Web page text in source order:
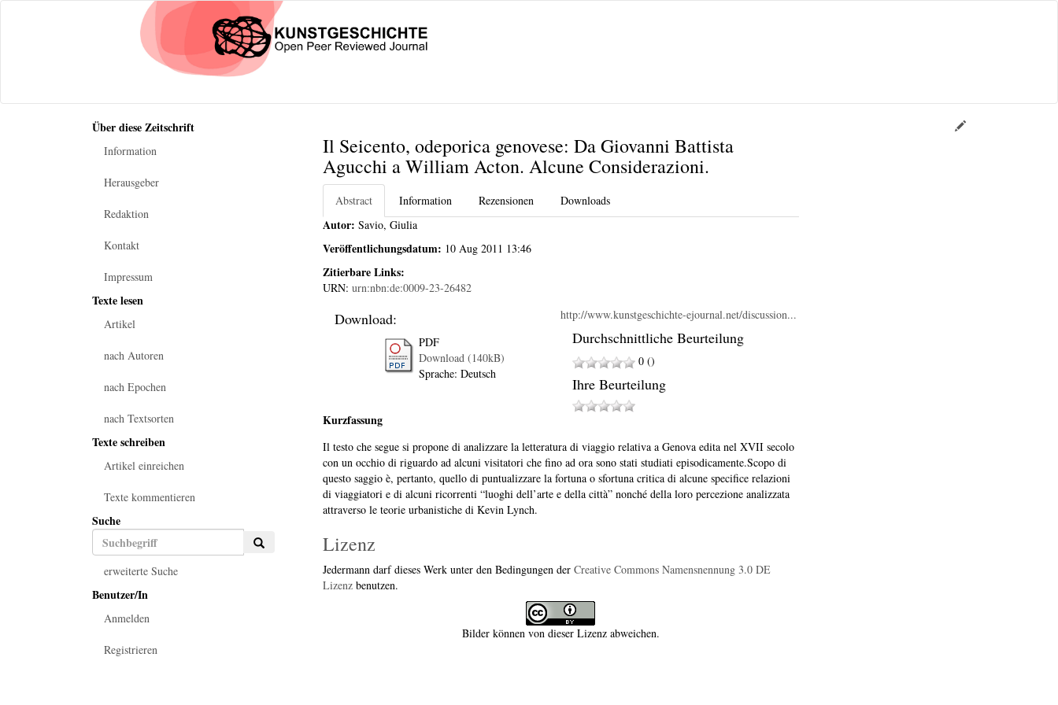
Über diese Zeitschrift
Information
Herausgeber
Redaktion
Kontakt
Impressum
Texte lesen
Artikel
nach Autoren
nach Epochen
nach Textsorten
Texte schreiben
Artikel einreichen
Texte kommentieren
Suche
erweiterte Suche
Benutzer/In
Anmelden
Registrieren
Il Seicento, odeporica genovese: Da Giovanni Battista
Agucchi a William Acton. Alcune Considerazioni.
Abstract Information Rezensionen Downloads
Autor: Savio, Giulia
Veröffentlichungsdatum: 10 Aug 2011 13:46
Zitierbare Links:
URN: urn:nbn:de:0009-23-26482
Download:
PDF
Download (140kB)
Sprache: Deutsch
http://www.kunstgeschichte-ejournal.net/discussion...
Durchschnittliche Beurteilung
0 ()
Ihre Beurteilung
Kurzfassung
Il testo che segue si propone di analizzare la letteratura di viaggio relativa a Genova edita nel XVII secolo
con un occhio di riguardo ad alcuni visitatori che fino ad ora sono stati studiati episodicamente.Scopo di
questo saggio è, pertanto, quello di puntualizzare la fortuna o sfortuna critica di alcune specifice relazioni
di viaggiatori e di alcuni ricorrenti “luoghi dell’arte e della città” nonché della loro percezione analizzata
attraverso le teorie urbanistiche di Kevin Lynch.
Lizenz
Jedermann darf dieses Werk unter den Bedingungen der Creative Commons Namensnennung 3.0 DE
Lizenzbenutzen.
Bilder können von dieser Lizenz abweichen.